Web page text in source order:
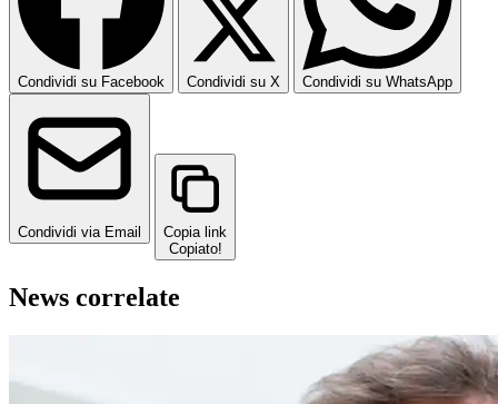
Condividi su Facebook Condividi su X Condividi su WhatsApp
Condividi via Email
Copia link
Copiato!
News correlate